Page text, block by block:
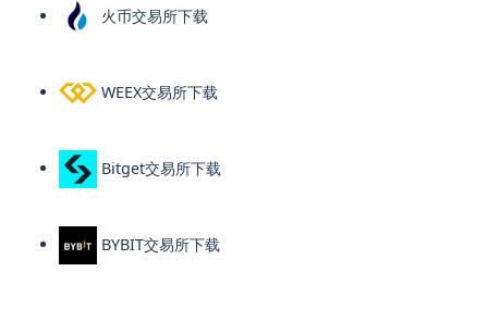
火币交易所下载
WEEX交易所下载
Bitget交易所下载
BYBIT交易所下载